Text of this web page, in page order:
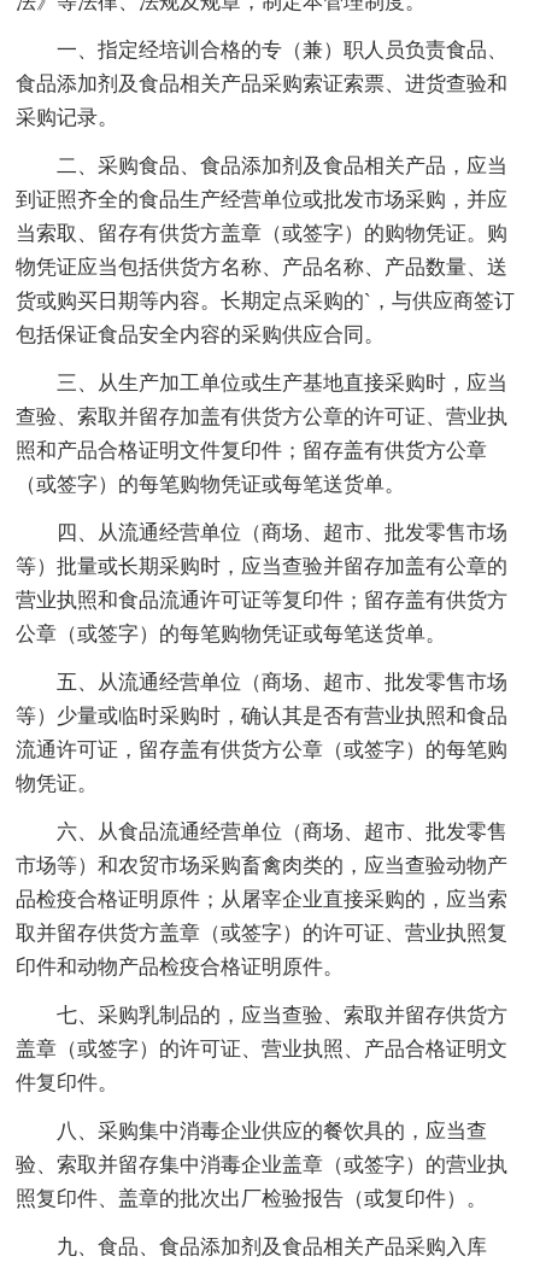
一、指定经培训合格的专（兼）职人员负责食品、
食品添加剂及食品相关产品采购索证索票、进货查验和
采购记录。
二、采购食品、食品添加剂及食品相关产品，应当
到证照齐全的食品生产经营单位或批发市场采购，并应
当索取、留存有供货方盖章（或签字）的购物凭证。购
物凭证应当包括供货方名称、产品名称、产品数量、送
货或购买日期等内容。长期定点采购的`，与供应商签订
包括保证食品安全内容的采购供应合同。
三、从生产加工单位或生产基地直接采购时，应当
查验、索取并留存加盖有供货方公章的许可证、营业执
照和产品合格证明文件复印件；留存盖有供货方公章
（或签字）的每笔购物凭证或每笔送货单。
四、从流通经营单位（商场、超市、批发零售市场
等）批量或长期采购时，应当查验并留存加盖有公章的
营业执照和食品流通许可证等复印件；留存盖有供货方
公章（或签字）的每笔购物凭证或每笔送货单。
五、从流通经营单位（商场、超市、批发零售市场
等）少量或临时采购时，确认其是否有营业执照和食品
流通许可证，留存盖有供货方公章（或签字）的每笔购
物凭证。
六、从食品流通经营单位（商场、超市、批发零售
市场等）和农贸市场采购畜禽肉类的，应当查验动物产
品检疫合格证明原件；从屠宰企业直接采购的，应当索
取并留存供货方盖章（或签字）的许可证、营业执照复
印件和动物产品检疫合格证明原件。
七、采购乳制品的，应当查验、索取并留存供货方
盖章（或签字）的许可证、营业执照、产品合格证明文
件复印件。
八、采购集中消毒企业供应的餐饮具的，应当查
验、索取并留存集中消毒企业盖章（或签字）的营业执
照复印件、盖章的批次出厂检验报告（或复印件）。
九、食品、食品添加剂及食品相关产品采购入库